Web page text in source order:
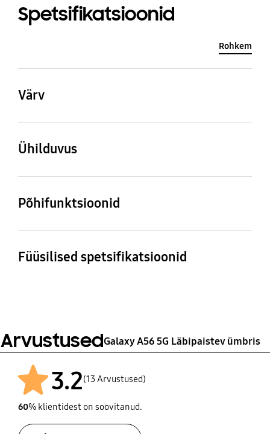
Spetsifikatsioonid
Rohkem
Värv
Transparency
Ühilduvus
Ühilduvad mudelid
Galaxy A56 5G
Põhifunktsioonid
Pakendi sisu
Clear Case, Reflet
Füüsilised spetsifikatsioonid
ArvustusedGalaxy A56 5G Läbipaistev ümbris
3.2(13 Arvustused)
60% klientidest on soovitanud.